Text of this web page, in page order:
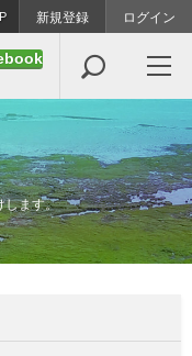
新規登録 ログイン

します。